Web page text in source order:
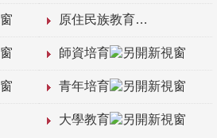
原住民族教育
師資培育
青年培育
大學教育